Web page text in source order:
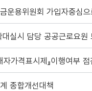
운용위원회 가입자중심
실시 담당 공공근로요원
자가격표시제』이행여부 점
종합개선대책